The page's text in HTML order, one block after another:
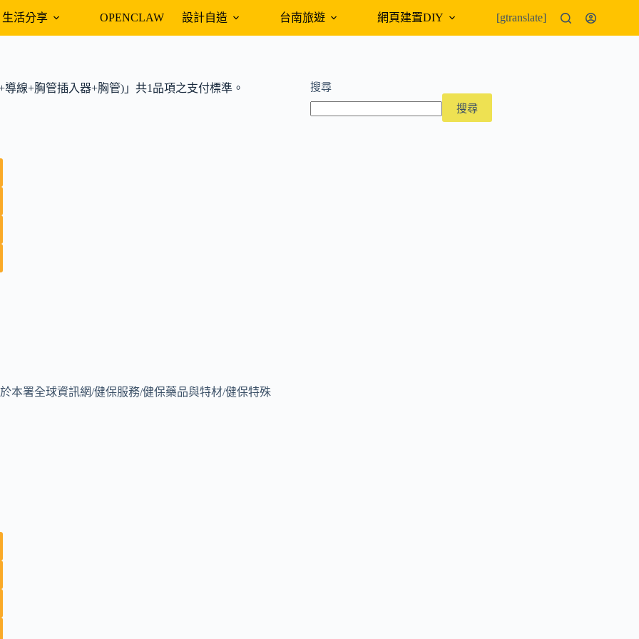
生活分享 OPENCLAW 設計自造 台南旅遊 網頁建置DIY 外幣匯率
[gtranslate]
線+胸管插入器+胸管)」共1品項之支付標準。
本署全球資訊網/健保服務/健保藥品與特材/健保特殊
搜尋
搜尋